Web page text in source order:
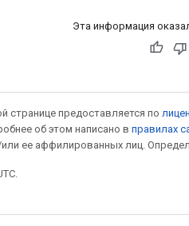
Эта информация
странице предоставляется по
об этом написано в правилах
ее аффилированных лиц.